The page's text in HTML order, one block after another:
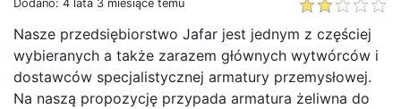
Dodano: 4 lata 3 miesiące temu
Nasze przedsiębiorstwo Jafar jest jednym z częściej
wybieranych a także zarazem głównych wytwórców i
dostawców specjalistycznej armatury przemysłowej.
Na naszą propozycję przypada armatura żeliwna do